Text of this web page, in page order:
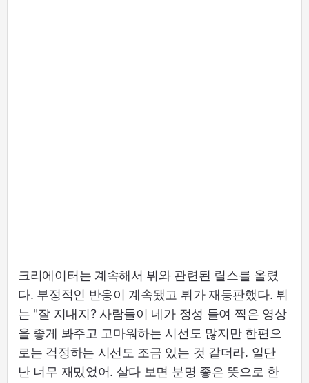
크리에이터는 계속해서 뷔와 관련된 릴스를 올렸
다. 부정적인 반응이 계속됐고 뷔가 재등판했다. 뷔
는 "잘 지내지? 사람들이 네가 정성 들여 찍은 영상
을 좋게 봐주고 고마워하는 시선도 많지만 한편으
로는 걱정하는 시선도 조금 있는 것 같더라. 일단
난 너무 재밌었어. 살다 보면 분명 좋은 뜻으로 한